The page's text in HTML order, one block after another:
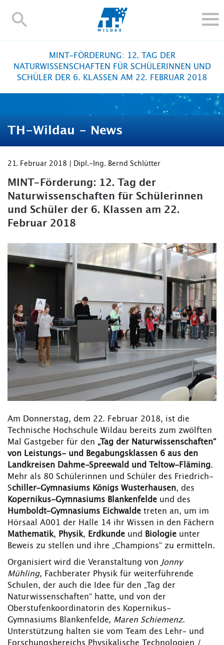
TH-
STUDIEREN UND WEITERBILDEN
IM STUDIUM
FORSCHUNG UND TRANSFER
INTERNATIONAL
BESCHÄFTIGTE
Blogs Kontakt und Anfahrt Webmail
TH Online-Portal Personensuche English
MINT-FÖRDERUNG: 12. TAG DER
NATURWISSENSCHAFTEN FÜR SCHÜLERINNEN UND
SCHÜLER DER 6. KLASSEN AM 22. FEBRUAR 2018
TH-Wildau - News
21. Februar 2018 | Dipl.-Ing. Bernd Schlütter
MINT-Förderung: 12. Tag der
Naturwissenschaften für Schülerinnen
und Schüler der 6. Klassen am 22.
Februar 2018
Am Donnerstag, dem 22. Februar 2018, ist die
Technische Hochschule Wildau bereits zum zwölften
Mal Gastgeber für den „Tag der Naturwissenschaften“
von Leistungs- und Begabungsklassen 6 aus den
Landkreisen Dahme-Spreewald und Teltow-Fläming.
Mehr als 80 Schülerinnen und Schüler des Friedrich-
Schiller-Gymnasiums Königs Wusterhausen, des
Kopernikus-Gymnasiums Blankenfelde und des
Humboldt-Gymnasiums Eichwalde treten an, um im
Hörsaal A001 der Halle 14 ihr Wissen in den Fächern
Mathematik, Physik, Erdkunde und Biologie unter
Beweis zu stellen und ihre „Champions“ zu ermitteln.
Organisiert wird die Veranstaltung von Jonny
Mühling, Fachberater Physik für weiterführende
Schulen, der auch die Idee für den „Tag der
Naturwissenschaften“ hatte, und von der
Oberstufenkoordinatorin des Kopernikus-
Gymnasiums Blankenfelde, Maren Schiemenz.
Unterstützung halten sie vom Team des Lehr- und
Forschungsbereichs Physikalische Technologien /